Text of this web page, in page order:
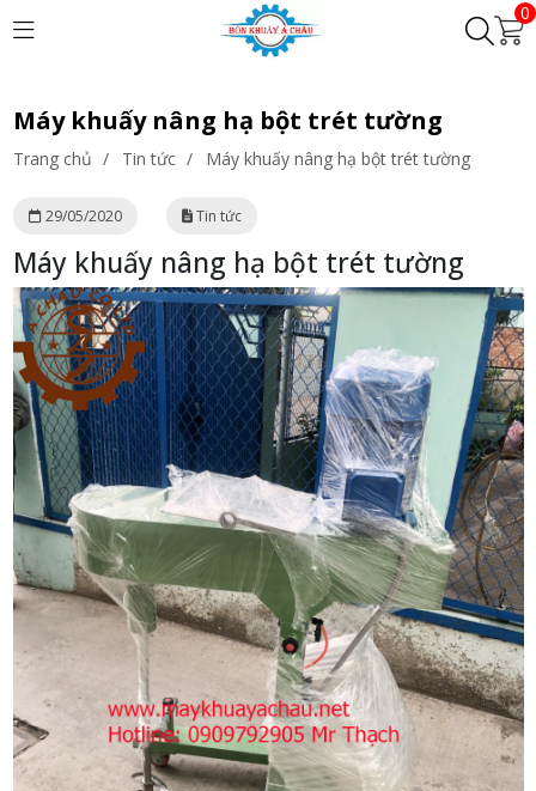
0
Máy khuấy nâng hạ bột trét tường
Trang chủ / Tin tức / Máy khuấy nâng hạ bột trét tường
29/05/2020 Tin tức
Máy khuấy nâng hạ bột trét tường